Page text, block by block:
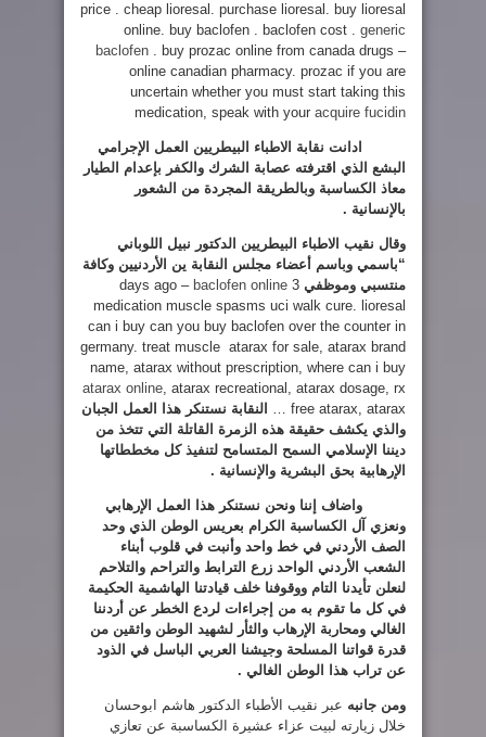
price . cheap lioresal. purchase lioresal. buy lioresal
online. buy baclofen . baclofen cost . generic
baclofen . buy prozac online from canada drugs –
online canadian pharmacy. prozac if you are
uncertain whether you must start taking this
medication, speak with your acquire fucidin
ادانت نقابة الاطباء البيطريين العمل الإجرامي
البشع الذي اقترفته عصابة الشرك والكفر بإعدام الطيار
معاذ الكساسبة وبالطريقة المجردة من الشعور
بالإنسانية .
وقال نقيب الاطباء البيطريين الدكتور نبيل اللوباني
“باسمي وباسم أعضاء مجلس النقابة ين الأردنيين وكافة
منتسبي وموظفي 3 days ago –
baclofen online
medication muscle spasms uci walk cure. lioresal
can i buy can you buy baclofen over the counter in
germany. treat muscle atarax for sale, atarax brand
name, atarax without prescription, where can i buy
atarax online, atarax recreational, atarax dosage, rx
free atarax, atarax …
النقابة نستنكر هذا العمل الجبان
والذي يكشف حقيقة هذه الزمرة القاتلة التي تتخذ من
ديننا الإسلامي السمح المتسامح لتنفيذ كل مخططاتها
الإرهابية بحق البشرية والإنسانية .
واضاف إننا ونحن نستنكر هذا العمل الإرهابي
ونعزي آل الكساسبة الكرام بعريس الوطن الذي وحد
الصف الأردني في خط واحد وأنبت في قلوب أبناء
الشعب الأردني الواحد زرع الترابط والتراحم والتلاحم
لنعلن تأيدنا التام ووقوفنا خلف قيادتنا الهاشمية الحكيمة
في كل ما تقوم به من إجراءات لردع الخطر عن أردننا
الغالي ومحاربة الإرهاب والثأر لشهيد الوطن واثقين من
قدرة قواتنا المسلحة وجيشنا العربي الباسل في الذود
عن تراب هذا الوطن الغالي .
ومن جانبه عبر نقيب الأطباء الدكتور هاشم ابوحسان
خلال زيارته لبيت عزاء عشيرة الكساسبة عن تعازي